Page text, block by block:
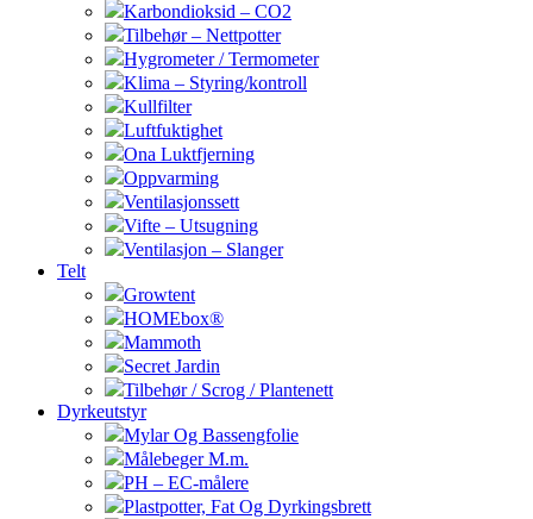
Karbondioksid – CO2
Tilbehør – Nettpotter
Hygrometer / Termometer
Klima – Styring/kontroll
Kullfilter
Luftfuktighet
Ona Luktfjerning
Oppvarming
Ventilasjonssett
Vifte – Utsugning
Ventilasjon – Slanger
Telt
Growtent
HOMEbox®
Mammoth
Secret Jardin
Tilbehør / Scrog / Plantenett
Dyrkeutstyr
Mylar Og Bassengfolie
Målebeger M.m.
PH – EC-målere
Plastpotter, Fat Og Dyrkingsbrett